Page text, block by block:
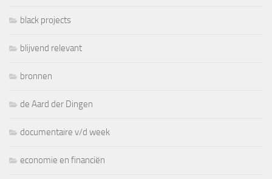
black projects
blijvend relevant
bronnen
de Aard der Dingen
documentaire v/d week
economie en financiën